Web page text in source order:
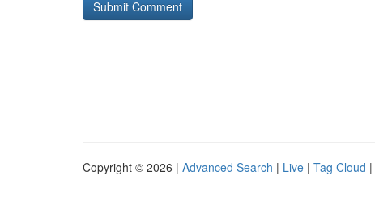
Copyright © 2026 | Advanced Search | Live | Tag Cloud |